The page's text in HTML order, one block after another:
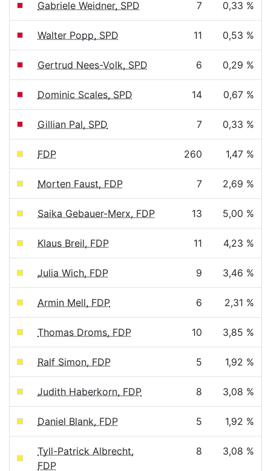
Gabriele Weidner, SPD 7 0,33 %
Walter Popp, SPD 11 0,53 %
Gertrud Nees-Volk, SPD 6 0,29 %
Dominic Scales, SPD 14 0,67 %
Gillian Pal, SPD 7 0,33 %
FDP 260 1,47 %
Morten Faust, FDP 7 2,69 %
Saika Gebauer-Merx, FDP 13 5,00 %
Klaus Breil, FDP 11 4,23 %
Julia Wich, FDP 9 3,46 %
Armin Mell, FDP 6 2,31 %
Thomas Droms, FDP 10 3,85 %
Ralf Simon, FDP 5 1,92 %
Judith Haberkorn, FDP 8 3,08 %
Daniel Blank, FDP 5 1,92 %
Tyll-Patrick Albrecht,
FDP
8 3,08 %